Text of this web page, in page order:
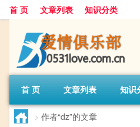
首 页 文章列表 知识分类
首 页 文章列表 知识
> 作者“dz”的文章